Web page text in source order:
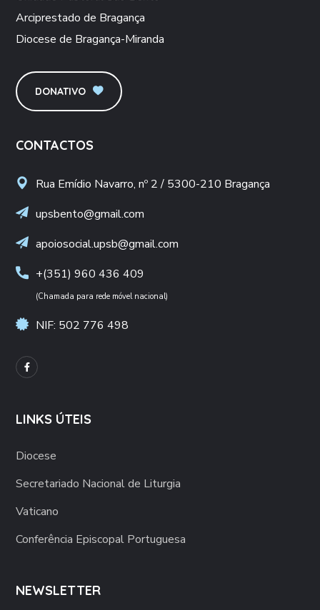
Arciprestado de Bragança
Diocese de Bragança-Miranda
DONATIVO
CONTACTOS
Rua Emídio Navarro, nº 2 / 5300-210 Bragança
upsbento@gmail.com
apoiosocial.upsb@gmail.com
+(351) 960 436 409
(Chamada para rede móvel nacional)
NIF: 502 776 498
LINKS ÚTEIS
Diocese
Secretariado Nacional de Liturgia
Vaticano
Conferência Episcopal Portuguesa
NEWSLETTER